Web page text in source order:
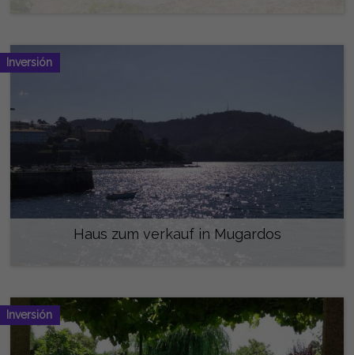
Inversión
Haus zum verkauf in Mugardos
Inversión